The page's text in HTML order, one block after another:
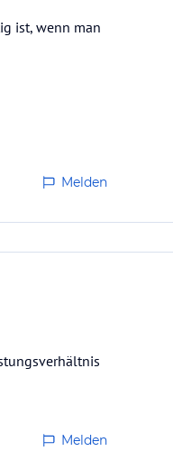
ist, wenn man
Melden
Melden